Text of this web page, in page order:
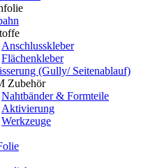
Anschlusskleber
Flächenkleber
(Gully/ Seitenablauf)
Zubehör
Nahtbänder & Formteile
Aktivierung
Werkzeuge